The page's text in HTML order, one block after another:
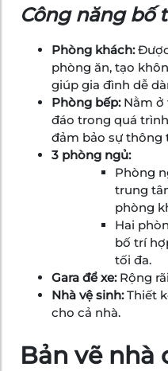
Công năng bố
Phòng khách:
phòng ăn, tạo
giúp gia đình dễ
Phòng bếp:Nằm ở
đáo trong quá
đảm bảo sự thông
3 phòng ngủ:
Phòng
trung
phòng
Hai
bố trí
tối đa.
Gara để xe:Rộng
Nhà vệ sinh:Thiết
cho cả nhà.
Bản vẽ nhà